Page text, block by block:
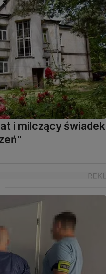
i milczący świadek